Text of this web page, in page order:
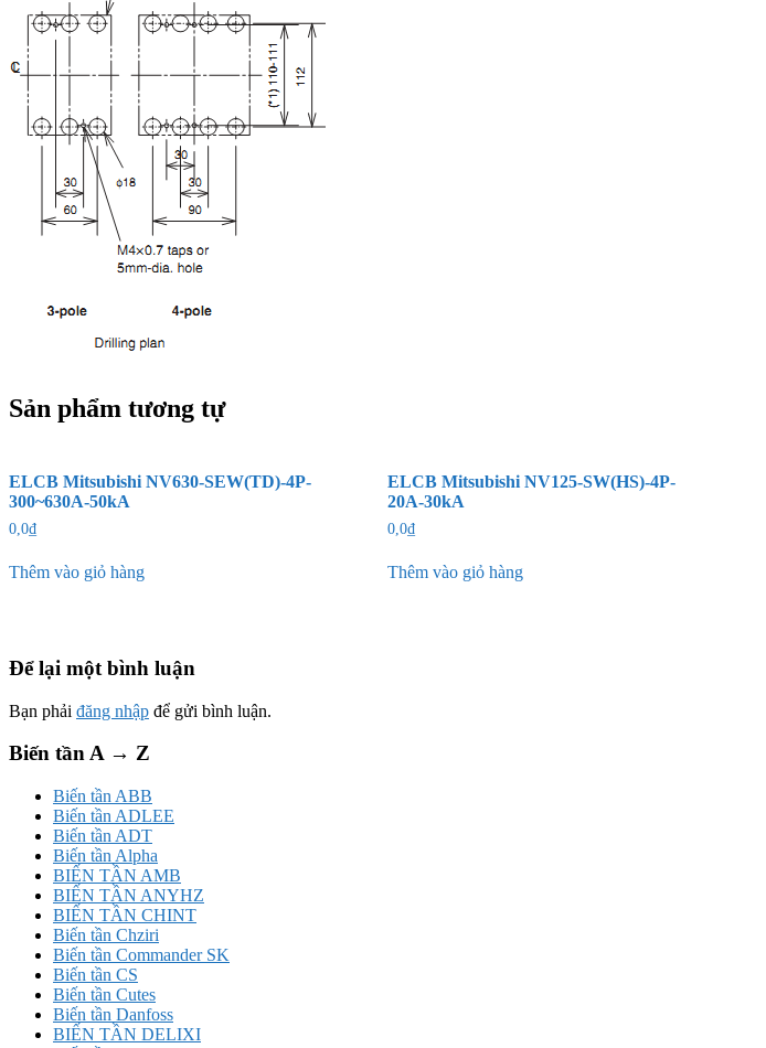
Sản phẩm tương tự
ELCB Mitsubishi NV630-SEW(TD)-4P-
300~630A-50kA
0,0₫
Thêm vào giỏ hàng
ELCB Mitsubishi NV125-SW(HS)-4P-
20A-30kA
0,0₫
Thêm vào giỏ hàng
Để lại một bình luận
Bạn phải đăng nhập để gửi bình luận.
Biến tần A → Z
Biến tần ABB
Biến tần ADLEE
Biến tần ADT
Biến tần Alpha
BIẾN TẦN AMB
BIẾN TẦN ANYHZ
BIẾN TẦN CHINT
Biến tần Chziri
Biến tần Commander SK
Biến tần CS
Biến tần Cutes
Biến tần Danfoss
BIẾN TẦN DELIXI